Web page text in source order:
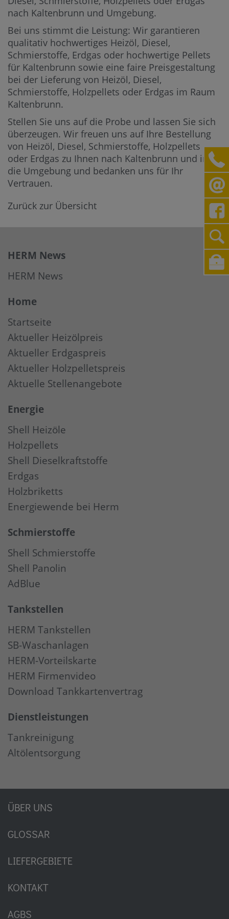
nach Kaltenbrunn und Umgebung.
Bei uns stimmt die Leistung: Wir garantieren
qualitativ hochwertiges Heizöl, Diesel,
Schmierstoffe, Erdgas oder hochwertige Pellets
für Kaltenbrunn sowie eine faire Preisgestaltung
bei der Lieferung von Heizöl, Diesel,
Schmierstoffe, Holzpellets oder Erdgas im Raum
Kaltenbrunn.
Stellen Sie uns auf die Probe und lassen Sie sich
überzeugen. Wir freuen uns auf Ihre Bestellung
von Heizöl, Diesel, Schmierstoffe, Holzpellets
oder Erdgas zu Ihnen nach Kaltenbrunn und in
die Umgebung und bedanken uns für Ihr
Vertrauen.
Zurück zur Übersicht
HERM News
HERM News
Home
Startseite
Aktueller Heizölpreis
Aktueller Erdgaspreis
Aktueller Holzpelletspreis
Aktuelle Stellenangebote
Energie
Shell Heizöle
Holzpellets
Shell Dieselkraftstoffe
Erdgas
Holzbriketts
Energiewende bei Herm
Schmierstoffe
Shell Schmierstoffe
Shell Panolin
AdBlue
Tankstellen
HERM Tankstellen
SB-Waschanlagen
HERM-Vorteilskarte
HERM Firmenvideo
Download Tankkartenvertrag
Dienstleistungen
Tankreinigung
Altölentsorgung
ÜBER UNS
GLOSSAR
LIEFERGEBIETE
KONTAKT
AGBS